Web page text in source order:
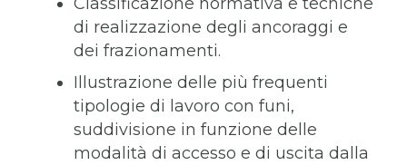
di realizzazione degli ancoraggi e
dei frazionamenti.
Illustrazione delle più frequenti
tipologie di lavoro con funi,
suddivisione in funzione delle
modalità di accesso e di uscita dalla